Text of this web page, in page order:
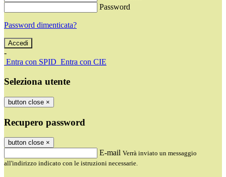
Password
Password dimenticata?
-
Entra con SPID Entra con CIE
Seleziona utente
button close ×
Recupero password
button close ×
E-mail Verrà inviato un messaggio
all'indirizzo indicato con le istruzioni necessarie.